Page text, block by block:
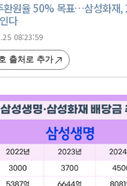
환원율 50% 목표…삼성화재,
다
08:23:59
출처로 추가